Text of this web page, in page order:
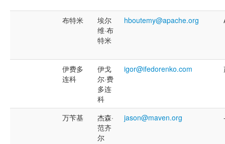
布特米
埃尔
维·布
特米
hboutemy@apache.org
伊费多
连科
伊戈
尔·费
多连
科
igor@ifedorenko.com
万苄基
杰森·
范齐
尔
jason@maven.org